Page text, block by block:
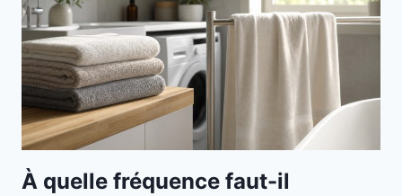
À quelle fréquence faut-il